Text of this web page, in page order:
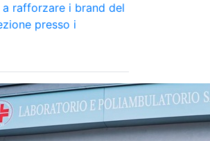
rafforzare i brand del
presso i